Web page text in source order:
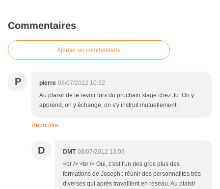
Commentaires
Ajouter un commentaire
P pierre 08/07/2012 10:32
Au plaisir de te revoir lors du prochain stage chez Jo. On y
apprend, on y échange, on s'y instruit mutuellement.
Répondre
D DMT 08/07/2012 13:09
<br /> <br /> Oui, c'est l'un des gros plus des
formations de Joseph : réunir des personnalités très
diverses qui après travaillent en réseau. Au plaisir